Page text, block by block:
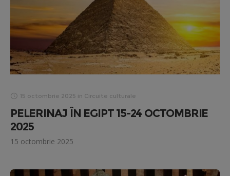
15 octombrie 2025 in Circuite culturale
PELERINAJ ÎN EGIPT 15-24 OCTOMBRIE
2025
15 octombrie 2025